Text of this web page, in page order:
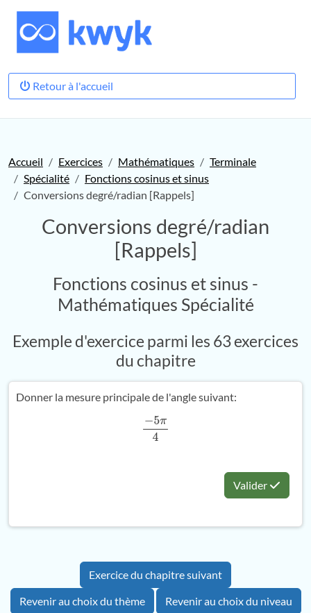
Retour à l'accueil
Accueil Exercices Mathématiques
Terminale
Spécialité
Fonctions cosinus et sinus
Conversions degré/radian [Rappels]
Conversions degré/radian
[Rappels]
Fonctions cosinus et sinus -
Mathématiques Spécialité
Exemple d'exercice parmi les 63 exercices
du chapitre
Donner la mesure principale de l'angle suivant:
−5π4
Valider
Exercice du chapitre suivant
Revenir au choix du thème
Revenir au choix du niveau